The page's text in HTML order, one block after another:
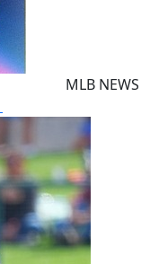
MLB NEWS